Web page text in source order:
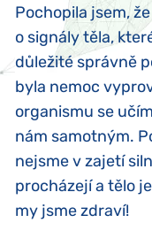
Pochopila jsem,
o signály těla,
důležité správně
byla nemoc
organismu se
nám samotným.
nejsme v zajetí
procházejí a tělo
my jsme zdraví!